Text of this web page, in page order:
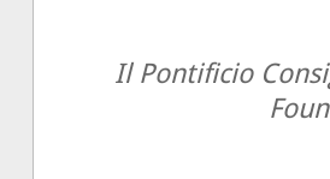
Il Pontificio